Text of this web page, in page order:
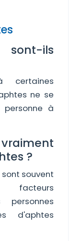
ils
certaines
ne se
à
?
souvent
facteurs
d'aphtes